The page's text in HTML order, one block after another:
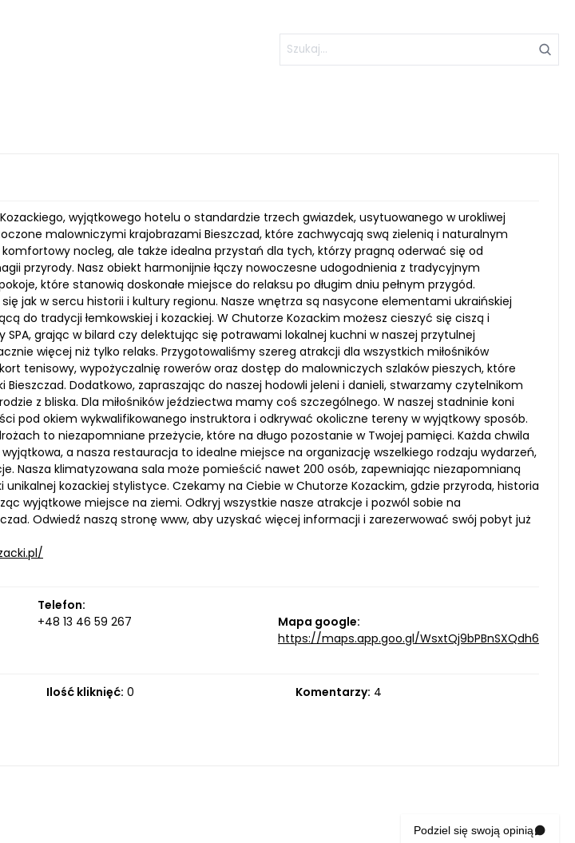
wyjątkowego hotelu o standardzie trzech gwiazdek, usytuowanego w urokliwej
malowniczymi krajobrazami Bieszczad, które zachwycają swą zielenią i naturalnym
nocleg, ale także idealna przystań dla tych, którzy pragną oderwać się od
przyrody. Nasz obiekt harmonijnie łączy nowoczesne udogodnienia z tradycyjnym
które stanowią doskonałe miejsce do relaksu po długim dniu pełnym przygód.
jak w sercu historii i kultury regionu. Nasze wnętrza są nasycone elementami ukraińskiej
do tradycji łemkowskiej i kozackiej. W Chutorze Kozackim możesz cieszyć się ciszą i
grając w bilard czy delektując się potrawami lokalnej kuchni w naszej przytulnej
więcej niż tylko relaks. Przygotowaliśmy szereg atrakcji dla wszystkich miłośników
tenisowy, wypożyczalnię rowerów oraz dostęp do malowniczych szlaków pieszych, które
Bieszczad. Dodatkowo, zapraszając do naszej hodowli jeleni i danieli, stwarzamy czytelnikom
z bliska. Dla miłośników jeździectwa mamy coś szczególnego. W naszej stadninie koni
pod okiem wykwalifikowanego instruktora i odkrywać okoliczne tereny w wyjątkowy sposób.
to niezapomniane przeżycie, które na długo pozostanie w Twojej pamięci. Każda chwila
a nasza restauracja to idealne miejsce na organizację wszelkiego rodzaju wydarzeń,
Nasza klimatyzowana sala może pomieścić nawet 200 osób, zapewniając niezapomnianą
kozackiej stylistyce. Czekamy na Ciebie w Chutorze Kozackim, gdzie przyroda, historia
wyjątkowe miejsce na ziemi. Odkryj wszystkie nasze atrakcje i pozwól sobie na
Odwiedź naszą stronę www, aby uzyskać więcej informacji i zarezerwować swój pobyt już
Telefon:
+48 13 46 59 267
Mapa google:
https://maps.app.goo.gl/WsxtQj9bPBnSXQdh6
Ilość kliknięć: 0 Komentarzy: 4
Podziel się swoją opinią